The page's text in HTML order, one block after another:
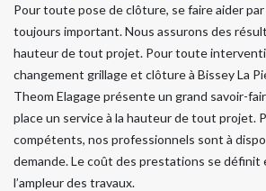
Pour toute pose de clôture, se faire aider
toujours important. Nous assurons des
hauteur de tout projet. Pour toute
changement grillage et clôture à Bissey La
Theom Elagage présente un grand savoir-
place un service à la hauteur de tout projet.
compétents, nos professionnels sont à
demande. Le coût des prestations se définit
l’ampleur des travaux.